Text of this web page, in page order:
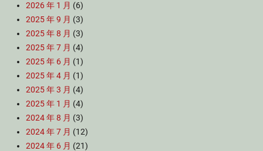
2026 年 1 月 (6)
2025 年 9 月 (3)
2025 年 8 月 (3)
2025 年 7 月 (4)
2025 年 6 月 (1)
2025 年 4 月 (1)
2025 年 3 月 (4)
2025 年 1 月 (4)
2024 年 8 月 (3)
2024 年 7 月 (12)
2024 年 6 月 (21)